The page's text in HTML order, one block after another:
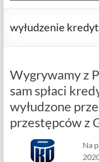
wyłudzenie
Wygrywamy z
sam spłaci
wyłudzone
przestępców z
Na